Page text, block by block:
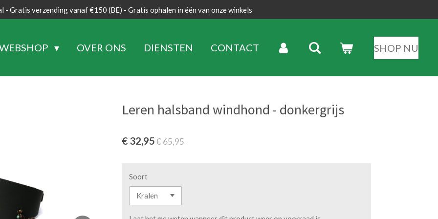
- Gratis verzending vanaf €150 (BE) - Gratis ophalen in één van onze winkels
OVER ONS DIENSTEN CONTACT SHOP NU
Leren halsband windhond - donkergrijs
€ 32,95€ 65,95
Soort